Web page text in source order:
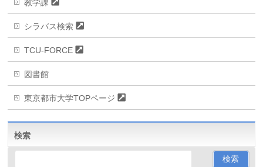
教学課
シラバス検索
TCU-FORCE
図書館
東京都市大学TOPページ
検索